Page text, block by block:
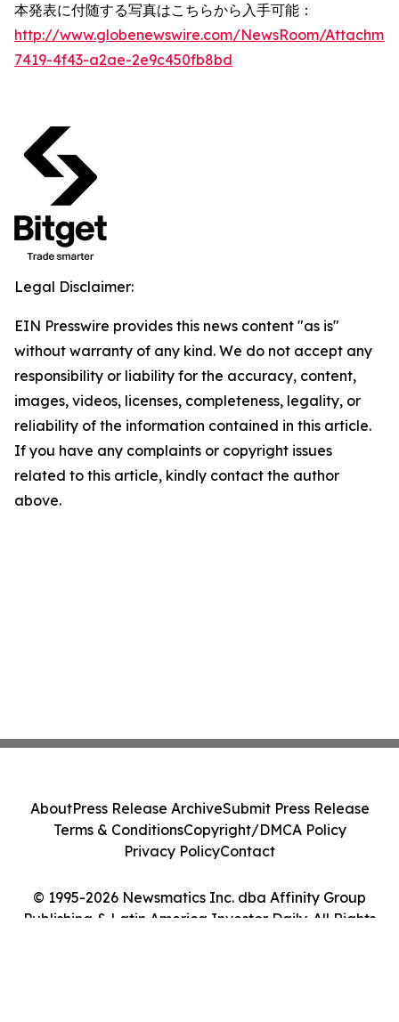
本発表に付随する写真はこちらから入手可能：
http://www.globenewswire.com/NewsRoom/
7419-4f43-a2ae-2e9c450fb8bd
Legal Disclaimer:
EIN Presswire provides this news content "as is"
without warranty of any kind. We do not accept any
responsibility or liability for the accuracy, content,
images, videos, licenses, completeness, legality, or
reliability of the information contained in this article.
If you have any complaints or copyright issues
related to this article, kindly contact the author
above.
© 1995-2026 Newsmatics Inc. dba Affinity Group
Publishing & Latin America Investor Daily. All Rights
AboutPress Release ArchiveSubmit Press Release
Terms & ConditionsCopyright/DMCA Policy
Privacy PolicyContact